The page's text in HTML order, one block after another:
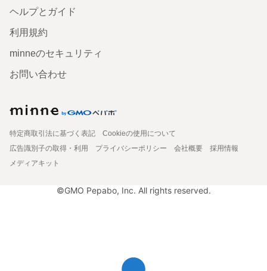
ヘルプとガイド
利用規約
minneのセキュリティ
お問い合わせ
特定商取引法に基づく表記
Cookieの使用について
広告識別子の取得・利用
プライバシーポリシー 会社概要
採用情報
メディアキット
©GMO Pepabo, Inc. All rights reserved.